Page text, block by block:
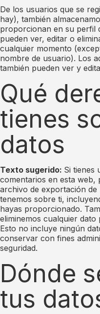
De los usuarios que se
hay), también
proporcionan en su perfil
pueden ver, editar o
cualquier momento
nombre de usuario). Los
también pueden ver y
Qué
tienes
datos
Texto sugerido: Si tienes
comentarios en esta web,
archivo de exportación de
tenemos sobre ti,
hayas proporcionado.
eliminemos cualquier
Esto no incluye ningún
conservar con fines
seguridad.
Dónde
tus